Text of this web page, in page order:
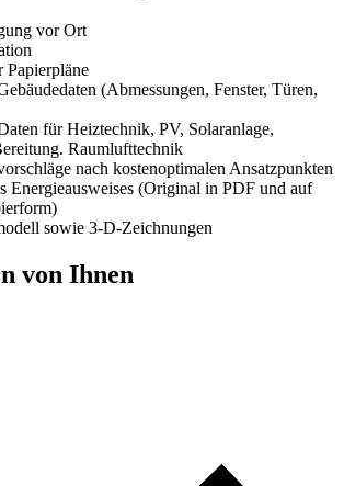
vor Ort
Papierpläne
(Abmessungen, Fenster, Türen,
für Heiztechnik, PV, Solaranlage,
Raumlufttechnik
nach kostenoptimalen Ansatzpunkten
Energieausweises (Original in PDF und auf
sowie 3-D-Zeichnungen
von Ihnen